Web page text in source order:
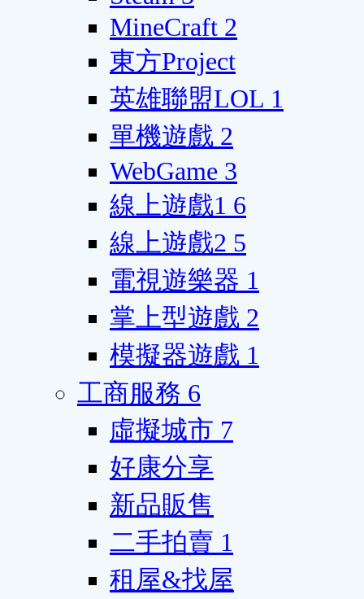
MineCraft 2
東方Project
英雄聯盟LOL 1
單機遊戲 2
WebGame 3
線上遊戲1 6
線上遊戲2 5
電視遊樂器 1
掌上型遊戲 2
模擬器遊戲 1
工商服務 6
虛擬城市 7
好康分享
新品販售
二手拍賣 1
租屋&找屋